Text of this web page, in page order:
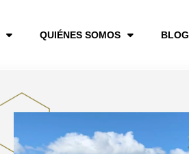
QUIÉNES SOMOS BLOG